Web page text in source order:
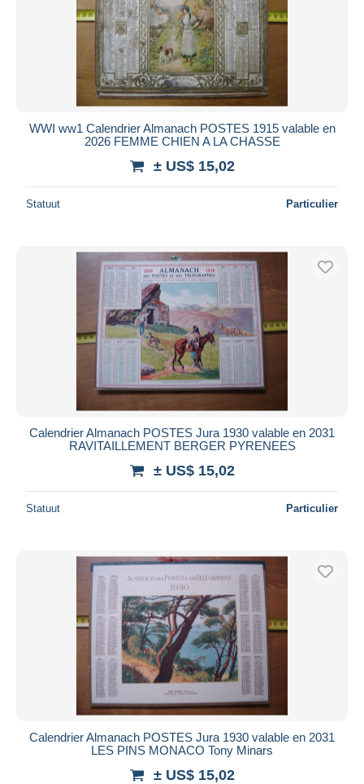
WWI ww1 Calendrier Almanach POSTES 1915 valable en
2026 FEMME CHIEN A LA CHASSE
± US$ 15,02
Statuut Particulier
Calendrier Almanach POSTES Jura 1930 valable en 2031
RAVITAILLEMENT BERGER PYRENEES
± US$ 15,02
Statuut Particulier
Calendrier Almanach POSTES Jura 1930 valable en 2031
LES PINS MONACO Tony Minars
± US$ 15,02